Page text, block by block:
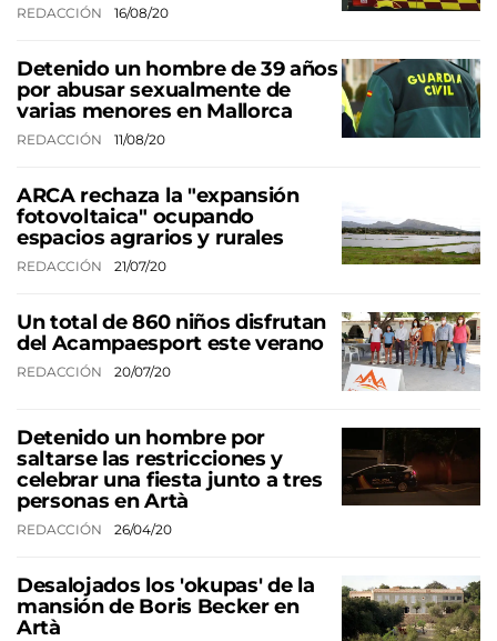
REDACCIÓN 16/08/20
Detenido un hombre de 39 años
por abusar sexualmente de
varias menores en Mallorca
REDACCIÓN 11/08/20
ARCA rechaza la "expansión
fotovoltaica" ocupando
espacios agrarios y rurales
REDACCIÓN 21/07/20
Un total de 860 niños disfrutan
del Acampaesport este verano
REDACCIÓN 20/07/20
Detenido un hombre por
saltarse las restricciones y
celebrar una fiesta junto a tres
personas en Artà
REDACCIÓN 26/04/20
Desalojados los 'okupas' de la
mansión de Boris Becker en
Artà